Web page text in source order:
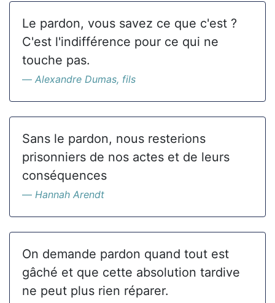
Le pardon, vous savez ce que c'est ?
C'est l'indifférence pour ce qui ne
touche pas.
Alexandre Dumas, fils
Sans le pardon, nous resterions
prisonniers de nos actes et de leurs
conséquences
Hannah Arendt
On demande pardon quand tout est
gâché et que cette absolution tardive
ne peut plus rien réparer.